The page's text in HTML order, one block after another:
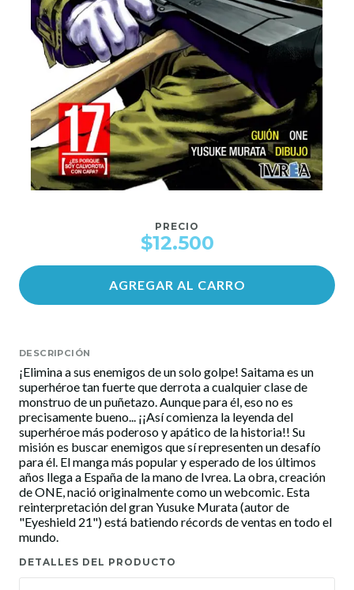
PRECIO
$12.500
AGREGAR AL CARRO
DESCRIPCIÓN
¡Elimina a sus enemigos de un solo golpe! Saitama es un
superhéroe tan fuerte que derrota a cualquier clase de
monstruo de un puñetazo. Aunque para él, eso no es
precisamente bueno... ¡¡Así comienza la leyenda del
superhéroe más poderoso y apático de la historia!! Su
misión es buscar enemigos que sí representen un desafío
para él. El manga más popular y esperado de los últimos
años llega a España de la mano de Ivrea. La obra, creación
de ONE, nació originalmente como un webcomic. Esta
reinterpretación del gran Yusuke Murata (autor de
"Eyeshield 21") está batiendo récords de ventas en todo el
mundo.
DETALLES DEL PRODUCTO